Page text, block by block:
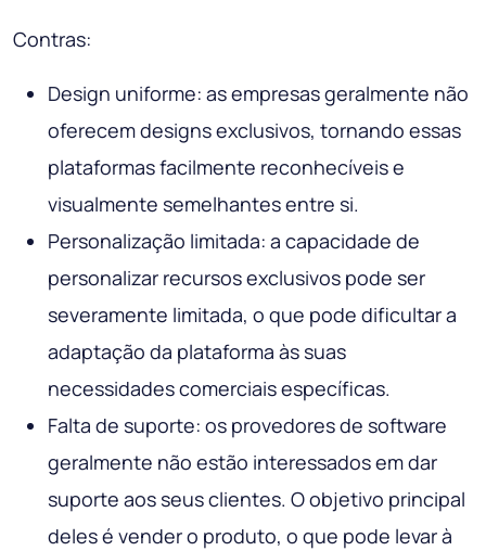
Contras:
Design uniforme: as empresas geralmente não
oferecem designs exclusivos, tornando essas
plataformas facilmente reconhecíveis e
visualmente semelhantes entre si.
Personalização limitada: a capacidade de
personalizar recursos exclusivos pode ser
severamente limitada, o que pode dificultar a
adaptação da plataforma às suas
necessidades comerciais específicas.
Falta de suporte: os provedores de software
geralmente não estão interessados ​​em dar
suporte aos seus clientes. O objetivo principal
deles é vender o produto, o que pode levar à